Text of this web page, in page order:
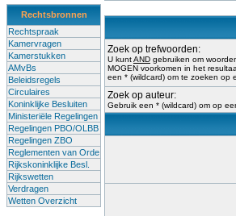
Rechtsbronnen
Rechtspraak
Kamervragen
Kamerstukken
AMvBs
Beleidsregels
Circulaires
Koninklijke Besluiten
Ministeriële Regelingen
Regelingen PBO/OLBB
Regelingen ZBO
Reglementen van Orde
Rijkskoninklijke Besl.
Rijkswetten
Verdragen
Wetten Overzicht
Zoek op trefwoorden:
U kuntAND gebruiken om
MOGEN voorkomen in het
een * (wildcard) om te zoeken op
Zoek op auteur:
Gebruik een * (wildcard) om op